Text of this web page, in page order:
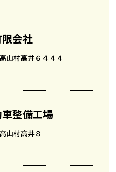
会社
村高井６４４４
整備工場
山村高井８